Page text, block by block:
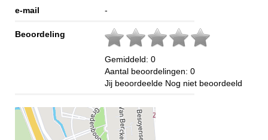
e-mail -
Beoordeling
Gemiddeld: 0
Aantal beoordelingen: 0
Jij beoordeelde Nog niet beoordeeld